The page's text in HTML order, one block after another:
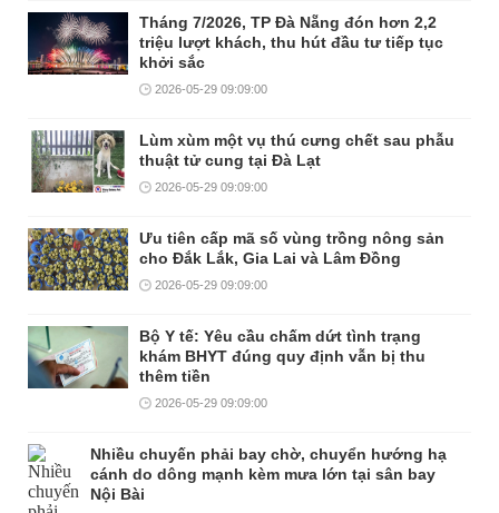
Tháng 7/2026, TP Đà Nẵng đón hơn 2,2
triệu lượt khách, thu hút đầu tư tiếp tục
khởi sắc
2026-05-29 09:09:00
Lùm xùm một vụ thú cưng chết sau phẫu
thuật tử cung tại Đà Lạt
2026-05-29 09:09:00
Ưu tiên cấp mã số vùng trồng nông sản
cho Đắk Lắk, Gia Lai và Lâm Đồng
2026-05-29 09:09:00
Bộ Y tế: Yêu cầu chấm dứt tình trạng
khám BHYT đúng quy định vẫn bị thu
thêm tiền
2026-05-29 09:09:00
Nhiều chuyến phải bay chờ, chuyển hướng hạ
cánh do dông mạnh kèm mưa lớn tại sân bay
Nội Bài